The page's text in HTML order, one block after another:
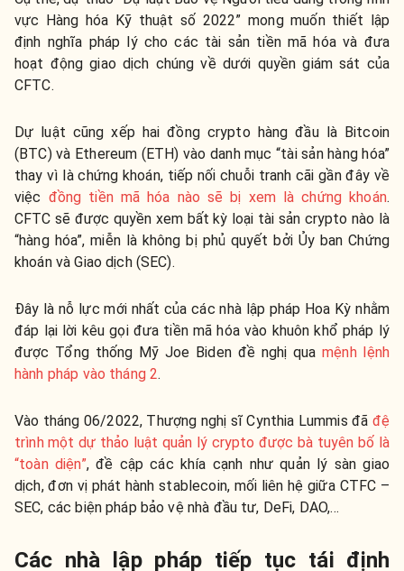
vực Hàng hóa Kỹ thuật số 2022” mong muốn thiết lập
định nghĩa pháp lý cho các tài sản tiền mã hóa và đưa
hoạt động giao dịch chúng về dưới quyền giám sát của
CFTC.
Dự luật cũng xếp hai đồng crypto hàng đầu là Bitcoin
(BTC) và Ethereum (ETH) vào danh mục “tài sản hàng hóa”
thay vì là chứng khoán, tiếp nối chuỗi tranh cãi gần đây về
việc đồng tiền mã hóa nào sẽ bị xem là chứng khoán.
CFTC sẽ được quyền xem bất kỳ loại tài sản crypto nào là
“hàng hóa”, miễn là không bị phủ quyết bởi Ủy ban Chứng
khoán và Giao dịch (SEC).
Đây là nỗ lực mới nhất của các nhà lập pháp Hoa Kỳ nhằm
đáp lại lời kêu gọi đưa tiền mã hóa vào khuôn khổ pháp lý
được Tổng thống Mỹ Joe Biden đề nghị quamệnh lệnh
hành pháp vào tháng 2.
Vào tháng 06/2022, Thượng nghị sĩ Cynthia Lummis đã đệ
trình một dự thảo luật quản lý crypto được bà tuyên bố là
“toàn diện”, đề cập các khía cạnh như quản lý sàn giao
dịch, đơn vị phát hành stablecoin, mối liên hệ giữa CTFC –
SEC, các biện pháp bảo vệ nhà đầu tư, DeFi, DAO,…
Các nhà lập pháp tiếp tục tái định